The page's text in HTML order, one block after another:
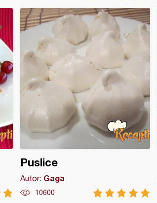
Puslice
Autor: Gaga
10600